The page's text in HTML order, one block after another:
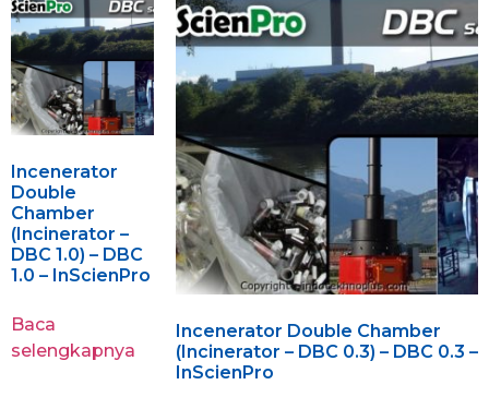
Incenerator
Double
Chamber
(Incinerator –
DBC 1.0) – DBC
1.0 – InScienPro
Baca
selengkapnya
Incenerator Double Chamber
(Incinerator – DBC 0.3) – DBC 0.3 –
InScienPro